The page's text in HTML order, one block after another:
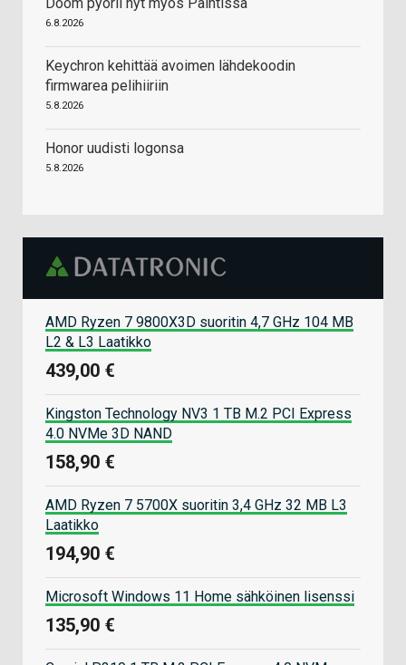
6.8.2026
Keychron kehittää avoimen lähdekoodin
firmwarea pelihiiriin
5.8.2026
Honor uudisti logonsa
5.8.2026
AMD Ryzen 7 9800X3D suoritin 4,7 GHz 104 MB
L2 & L3 Laatikko
439,00 €
Kingston Technology NV3 1 TB M.2 PCI Express
4.0 NVMe 3D NAND
158,90 €
AMD Ryzen 7 5700X suoritin 3,4 GHz 32 MB L3
Laatikko
194,90 €
Microsoft Windows 11 Home sähköinen lisenssi
135,90 €